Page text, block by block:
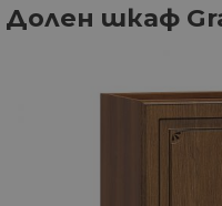
Долен шкаф